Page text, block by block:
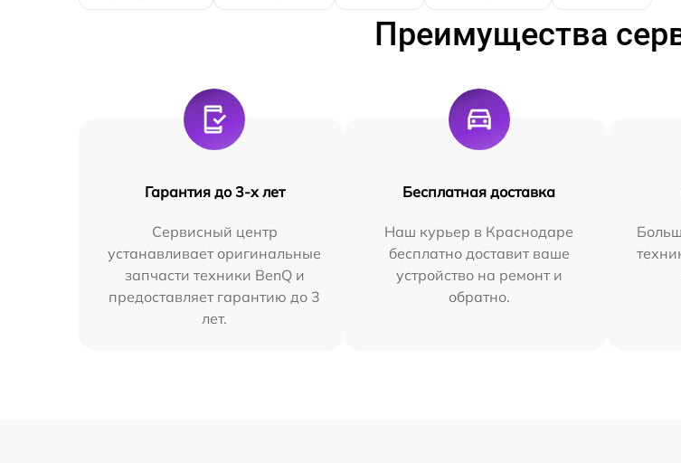
Преимущества
Гарантия до 3-х лет
Сервисный центр
устанавливает оригинальные
запчасти техники BenQ и
предоставляет гарантию до 3
лет.
Бесплатная доставка
Наш курьер в Краснодаре
бесплатно доставит ваше
устройство на ремонт и
обратно.